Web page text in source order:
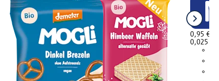
0,95 €
0,025 kg